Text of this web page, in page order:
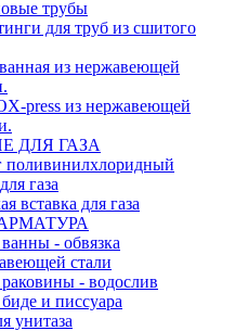
трубы
для труб из сшитого
из нержавеющей
press из нержавеющей
ДЛЯ ГАЗА
поливинилхлоридный
газа
вставка для газа
- обвязка
стали
- водослив
и писсуара
унитаза